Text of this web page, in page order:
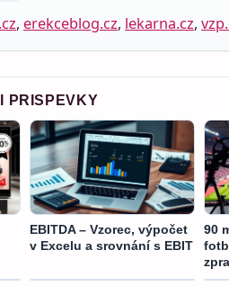
, erekceblog.cz, lekarna.cz,
PRISPEVKY
EBITDA – Vzorec, výpočet
v Excelu a srovnání s EBIT
90